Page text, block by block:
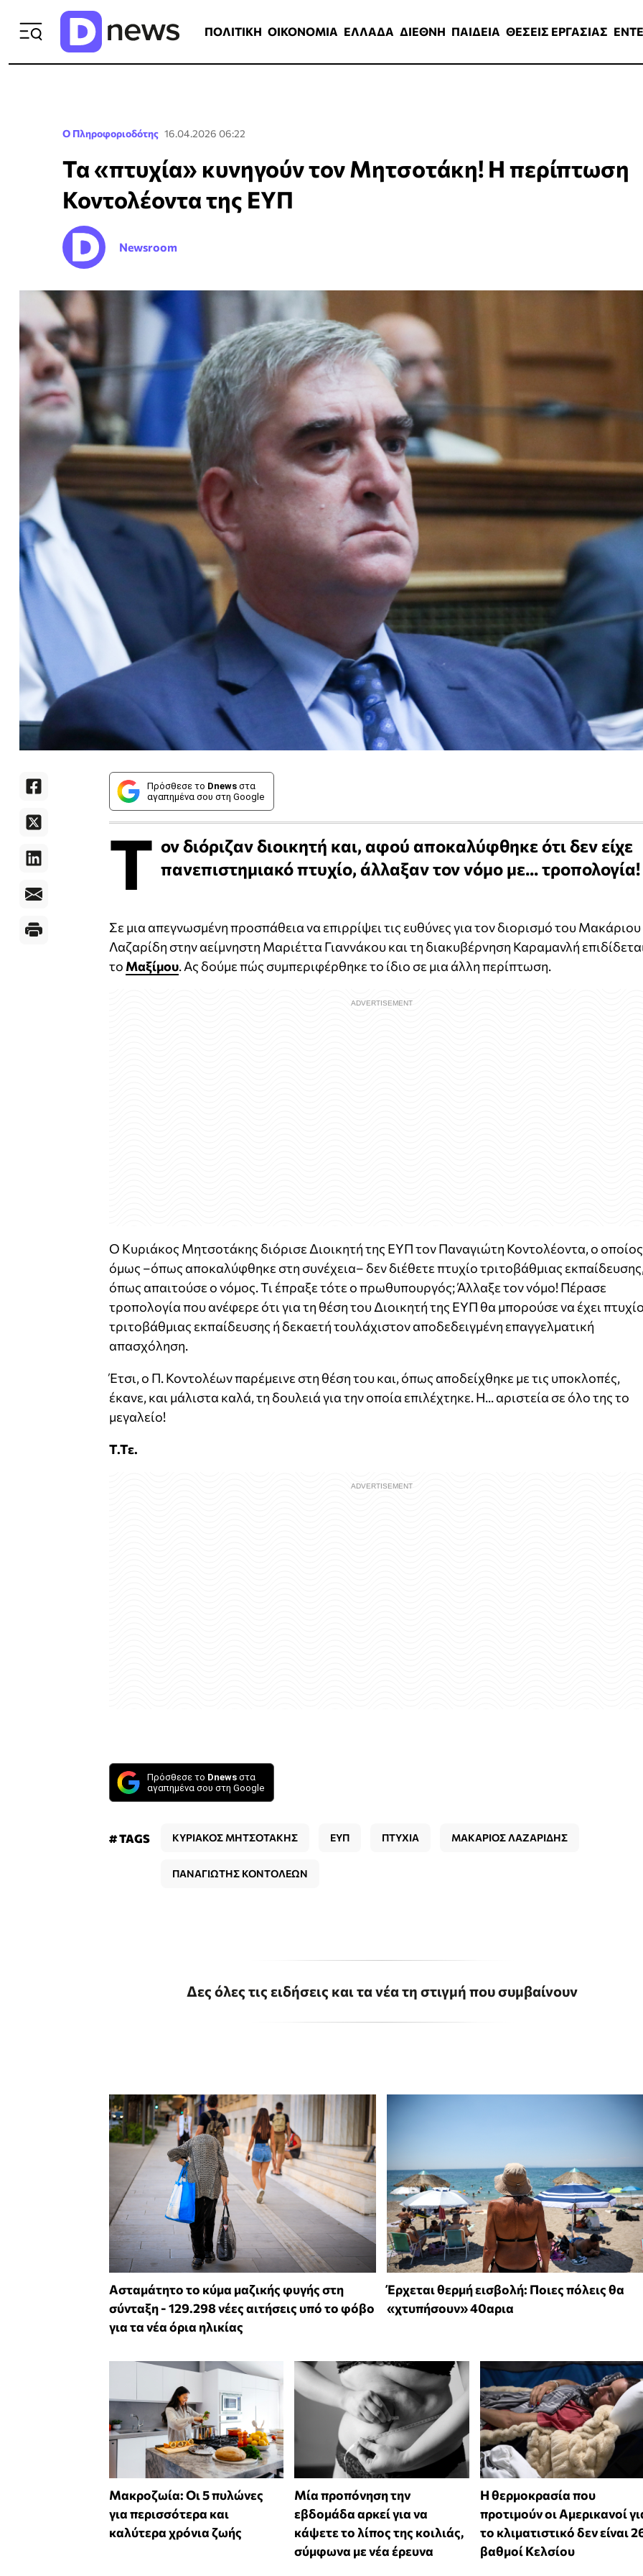
ΠΟΛΙΤΙΚΗ ΟΙΚΟΝΟΜΙΑ ΕΛΛΑΔΑ ΔΙΕΘΝΗ ΠΑΙΔΕΙΑ ΘΕΣΕΙΣ ΕΡΓΑΣΙΑΣ
Ο Πληροφοριοδότης 16.04.2026 06:22
Τα «πτυχία» κυνηγούν τον Μητσοτάκη! Η περίπτωση
Κοντολέοντα της ΕΥΠ
Newsroom
Πρόσθεσε το Dnews στα
αγαπημένα σου στη Google
Τ ον διόριζαν διοικητή και, αφού αποκαλύφθηκε ότι δεν είχε
πανεπιστημιακό πτυχίο, άλλαξαν τον νόμο με... τροπολογία!
Σε μια απεγνωσμένη προσπάθεια να επιρρίψει τις ευθύνες για τον διορισμό του Μακάριου
Λαζαρίδη στην αείμνηστη Μαριέττα Γιαννάκου και τη διακυβέρνηση Καραμανλή
το Μαξίμου. Ας δούμε πώς συμπεριφέρθηκε το ίδιο σε μια άλλη περίπτωση.
Ο Κυριάκος Μητσοτάκης διόρισε Διοικητή της ΕΥΠ τον Παναγιώτη Κοντολέοντα, ο οποίος
όμως –όπως αποκαλύφθηκε στη συνέχεια– δεν διέθετε πτυχίο τριτοβάθμιας
όπως απαιτούσε ο νόμος. Τι έπραξε τότε ο πρωθυπουργός; Άλλαξε τον νόμο! Πέρασε
τροπολογία που ανέφερε ότι για τη θέση του Διοικητή της ΕΥΠ θα μπορούσε να έχει
τριτοβάθμιας εκπαίδευσης ή δεκαετή τουλάχιστον αποδεδειγμένη επαγγελματική
απασχόληση.
Έτσι, ο Π. Κοντολέων παρέμεινε στη θέση του και, όπως αποδείχθηκε με τις υποκλοπές,
έκανε, και μάλιστα καλά, τη δουλειά για την οποία επιλέχτηκε. Η... αριστεία σε όλο της το
μεγαλείο!
Τ.Τε.
Πρόσθεσε το Dnews στα
αγαπημένα σου στη Google
# TAGS ΚΥΡΙΑΚΟΣ ΜΗΤΣΟΤΑΚΗΣ ΕΥΠ ΠΤΥΧΙΑ ΜΑΚΑΡΙΟΣ ΛΑΖΑΡΙΔΗΣ
ΠΑΝΑΓΙΩΤΗΣ ΚΟΝΤΟΛΕΩΝ
Δες όλες τις ειδήσεις και τα νέα τη στιγμή που συμβαίνουν
Ασταμάτητο το κύμα μαζικής φυγής στη
σύνταξη - 129.298 νέες αιτήσεις υπό το φόβο
για τα νέα όρια ηλικίας
Έρχεται θερμή εισβολή: Ποιες πόλεις θα
«χτυπήσουν» 40αρια
Mακροζωία: Οι 5 πυλώνες
για περισσότερα και
καλύτερα χρόνια ζωής
Μία προπόνηση την
εβδομάδα αρκεί για να
κάψετε το λίπος της κοιλιάς,
σύμφωνα με νέα έρευνα
Η θερμοκρασία που
προτιμούν οι Αμερικανοί
το κλιματιστικό δεν είναι
βαθμοί Κελσίου